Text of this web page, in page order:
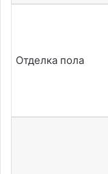
Отделка пола